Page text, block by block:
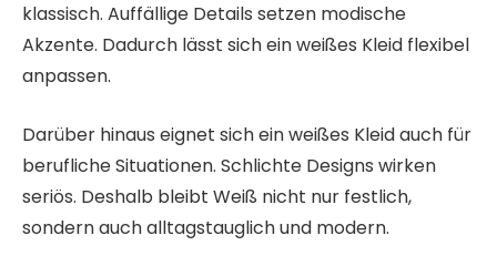
klassisch. Auffällige Details setzen modische
Akzente. Dadurch lässt sich ein weißes Kleid flexibel
anpassen.
Darüber hinaus eignet sich ein weißes Kleid auch für
berufliche Situationen. Schlichte Designs wirken
seriös. Deshalb bleibt Weiß nicht nur festlich,
sondern auch alltagstauglich und modern.